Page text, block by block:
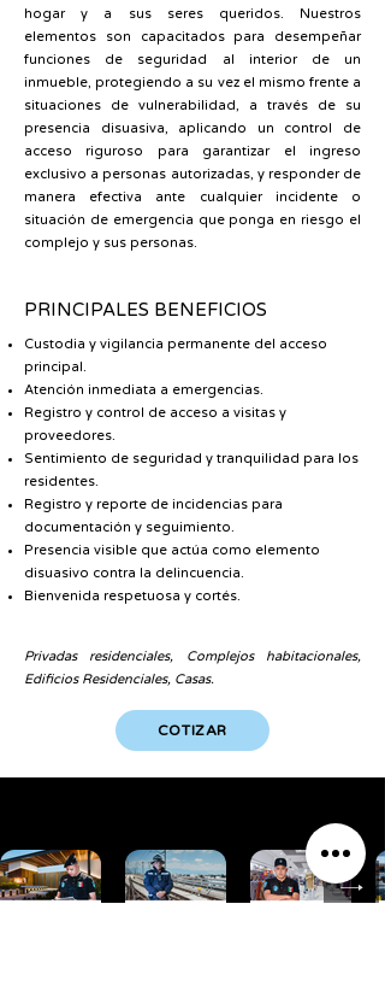
hogar y a sus seres queridos. Nuestros
elementos son capacitados para desempeñar
funciones de seguridad al interior de un
inmueble, protegiendo a su vez el mismo frente a
situaciones de vulnerabilidad, a través de su
presencia disuasiva, aplicando un control de
acceso riguroso para garantizar el ingreso
exclusivo a personas autorizadas, y responder de
manera efectiva ante cualquier incidente o
situación de emergencia que ponga en riesgo el
complejo y sus personas.
PRINCIPALES BENEFICIOS
Custodia y vigilancia permanente del acceso
principal.
Atención inmediata a emergencias.
Registro y control de acceso a visitas y
proveedores.
Sentimiento de seguridad y tranquilidad para los
residentes.
Registro y reporte de incidencias para
documentación y seguimiento.
Presencia visible que actúa como elemento
disuasivo contra la delincuencia.
Bienvenida respetuosa y cortés.
Privadas residenciales, Complejos habitacionales,
Edificios Residenciales, Casas.
COTIZAR